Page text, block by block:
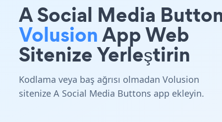
A Social Media
VolusionApp Web
Sitenize Yerleştirin
Kodlama veya baş ağrısı olmadan Volusion
sitenize A Social Media Buttons app ekleyin.